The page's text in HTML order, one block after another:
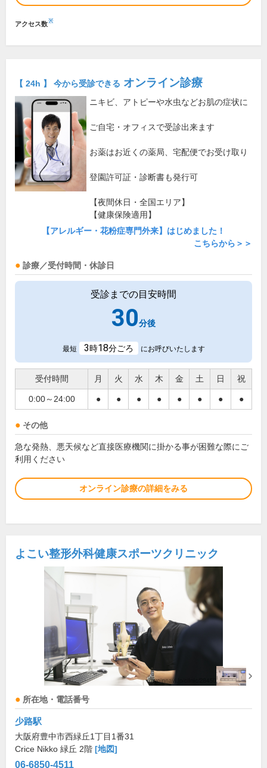
アクセス数※
【 24h 】 今から受診できる オンライン診療
ニキビ、アトピーや水虫などお肌の症状に
ご自宅・オフィスで受診出来ます
お薬はお近くの薬局、宅配便でお受け取り
登園許可証・診断書も発行可
【夜間休日・全国エリア】
【健康保険適用】
【アレルギー・花粉症専門外来】はじめました！
こちらから＞＞
診療／受付時間・休診日
受診までの目安時間
30分後
最短 3時18分ごろ にお呼びいたします
受付時間 月 火 水 木 金 土 日 祝
0:00～24:00 ● ● ● ● ● ● ● ●
その他
急な発熱、悪天候など直接医療機関に掛かる事が困難な際にご
利用ください
オンライン診療の詳細をみる
よこい整形外科健康スポーツクリニック
所在地・電話番号
少路駅
大阪府豊中市西緑丘1丁目1番31
Crice Nikko 緑丘 2階 [地図]
06-6850-4511